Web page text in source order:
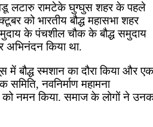
लटारु रामटेके घुग्घुस शहर के पहले
को भारतीय बौद्ध महासभा शहर
के पंचशील चौक के बौद्ध समुदाय
किया था.
बौद्ध स्मशान का दौरा किया और एक
समिति, नवनिर्माण महामना
को नमन किया. समाज के लोगों ने